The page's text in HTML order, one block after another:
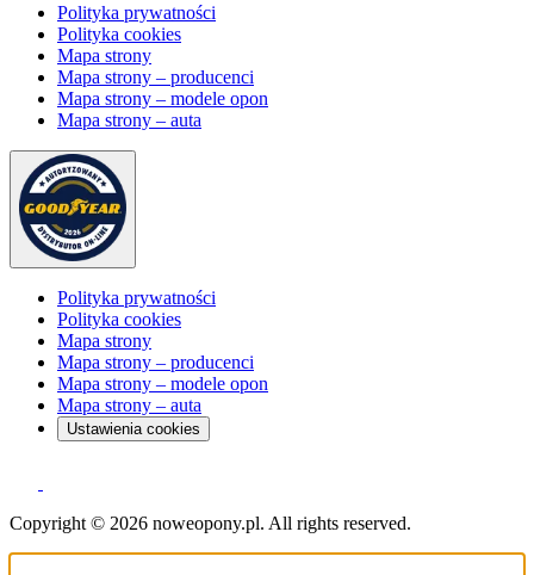
Polityka prywatności
Polityka cookies
Mapa strony
Mapa strony – producenci
Mapa strony – modele opon
Mapa strony – auta
Polityka prywatności
Polityka cookies
Mapa strony
Mapa strony – producenci
Mapa strony – modele opon
Mapa strony – auta
Ustawienia cookies
Copyright © 2026 noweopony.pl. All rights reserved.